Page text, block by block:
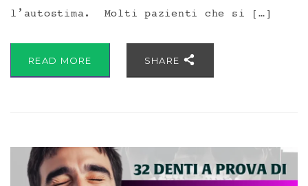
l’autostima. Molti pazienti che si […]
READ MORE SHARE